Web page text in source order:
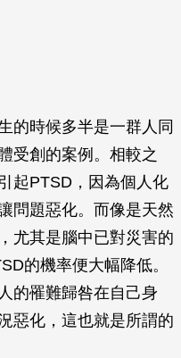
的時候多半是一群人同
受創的案例。相較之
起PTSD，因為個人化
問題惡化。而像是天然
尤其是腦中已對災害的
的機率便大幅降低。
的罹難歸咎在自己身
惡化，這也就是所謂的